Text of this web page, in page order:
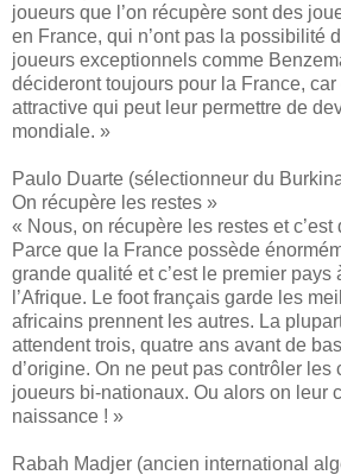
joueurs que l’on récupère sont des
en France, qui n’ont pas la possibilité
joueurs exceptionnels comme
décideront toujours pour la France, car
attractive qui peut leur permettre de
mondiale. »
Paulo Duarte (sélectionneur du
On récupère les restes »
« Nous, on récupère les restes et c’est
Parce que la France possède
grande qualité et c’est le premier pays
l’Afrique. Le foot français garde les
africains prennent les autres. La
attendent trois, quatre ans avant de
d’origine. On ne peut pas contrôler les
joueurs bi-nationaux. Ou alors on leur
naissance ! »
Rabah Madjer (ancien international